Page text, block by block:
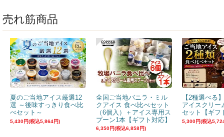
売れ筋商品
夏のご当地アイス厳選12
選 ～後味すっきり食べ比
べセット～
5,430円(税込5,864円)
全国ご当地バニラ・ミル
クアイス 食べ比べセット
（6個入）＋アイス専用ス
プーン1本【ギフト対応】
6,350円(税込6,858円)
【2種選べる
アイスクリー
セット【ギフ
5,300円(税込